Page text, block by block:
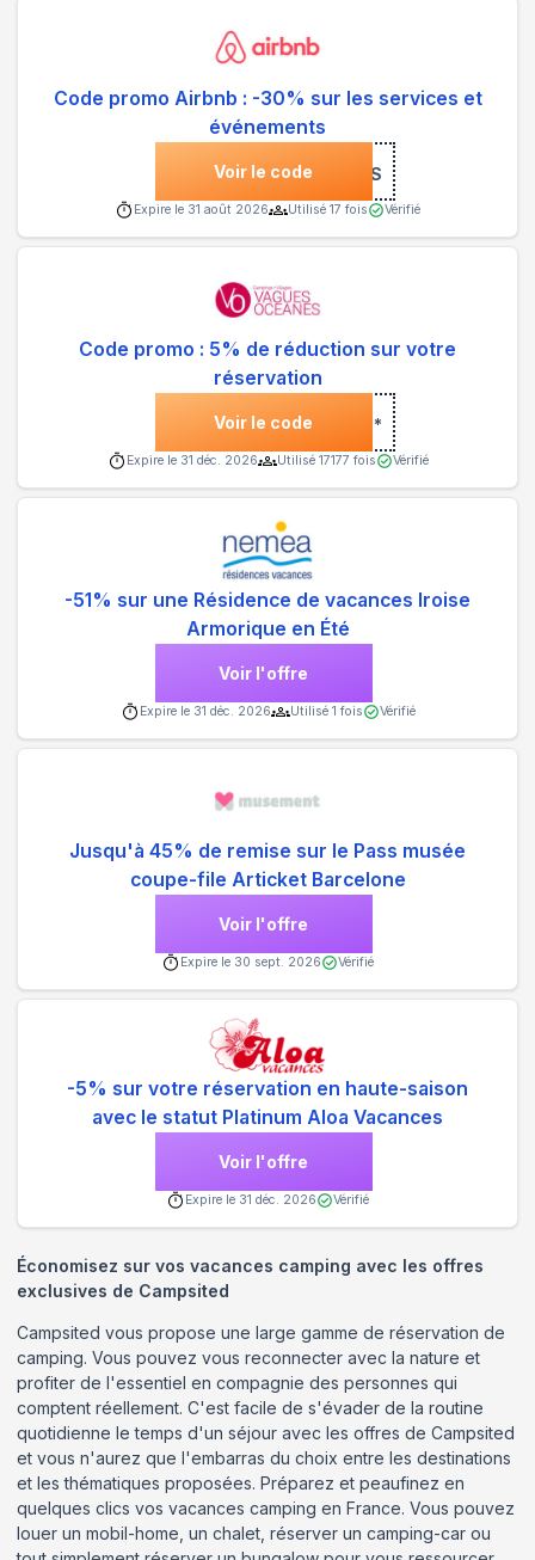
Code promo Airbnb : -30% sur les services et
événements
Voir le code
***PYSERVICES
Expire le 31 août 2026 Utilisé 17 fois Vérifié
Code promo : 5% de réduction sur votre
réservation
Voir le code ***
Expire le 31 déc. 2026 Utilisé 17177 fois Vérifié
-51% sur une Résidence de vacances Iroise
Armorique en Été
Voir l'offre
Expire le 31 déc. 2026 Utilisé 1 fois Vérifié
Jusqu'à 45% de remise sur le Pass musée
coupe-file Articket Barcelone
Voir l'offre
Expire le 30 sept. 2026 Vérifié
-5% sur votre réservation en haute-saison
avec le statut Platinum Aloa Vacances
Voir l'offre
Expire le 31 déc. 2026 Vérifié
Économisez sur vos vacances camping avec les offres
exclusives de Campsited
Campsited vous propose une large gamme de réservation de
camping. Vous pouvez vous reconnecter avec la nature et
profiter de l'essentiel en compagnie des personnes qui
comptent réellement. C'est facile de s'évader de la routine
quotidienne le temps d'un séjour avec les offres de Campsited
et vous n'aurez que l'embarras du choix entre les destinations
et les thématiques proposées. Préparez et peaufinez en
quelques clics vos vacances camping en France. Vous pouvez
louer un mobil-home, un chalet, réserver un camping-car ou